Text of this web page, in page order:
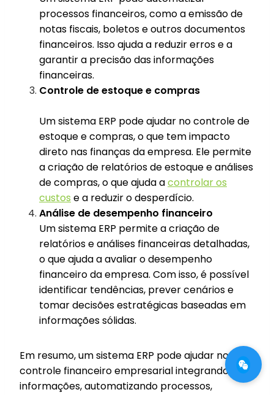
processos financeiros, como a emissão de
notas fiscais, boletos e outros documentos
financeiros. Isso ajuda a reduzir erros e a
garantir a precisão das informações
financeiras.
Controle de estoque e compras
Um sistema ERP pode ajudar no controle de
estoque e compras, o que tem impacto
direto nas finanças da empresa. Ele permite
a criação de relatórios de estoque e análises
de compras, o que ajuda acontrolar os
custos e a reduzir o desperdício.
Análise de desempenho financeiro
Um sistema ERP permite a criação de
relatórios e análises financeiras detalhadas,
o que ajuda a avaliar o desempenho
financeiro da empresa. Com isso, é possível
identificar tendências, prever cenários e
tomar decisões estratégicas baseadas em
informações sólidas.
Em resumo, um sistema ERP pode ajudar no
controle financeiro empresarial integrando
informações, automatizando processos,